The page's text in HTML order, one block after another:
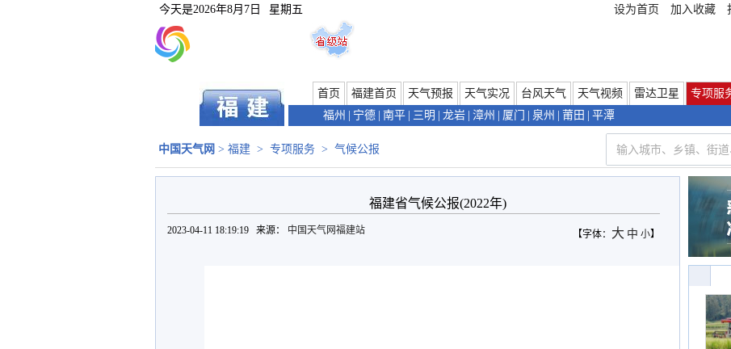
今天是2026年8月7日 星期五 设为首页 加入收藏
首页 福建首页 天气预报 天气实况 台风天气 天气视频 雷达卫星 专项服
福州
宁德 南平 三明 龙岩 漳州 厦门 泉州 莆田 平潭
中国天气网 > 福建 > 专项服务 > 气候公报
福建省气候公报(2022年)
【字体： 大 中 小】
2023-04-11 18:19:19 来源： 中国天气网福建站